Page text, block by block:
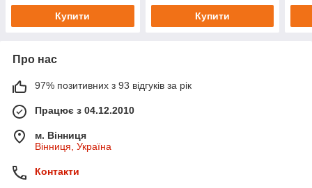
Купити Купити
Про нас
97% позитивних з 93 відгуків за рік
Працює з 04.12.2010
м. Вінниця
Вінниця, Україна
Контакти